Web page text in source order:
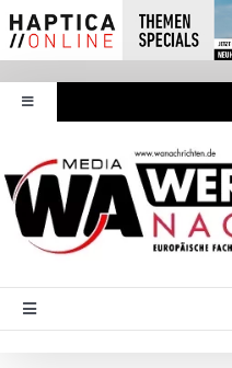
Inhalt
springen
Toggle
Navigation
Werbeartikel Nachrichten
E-Paper
WA Media
Toggle